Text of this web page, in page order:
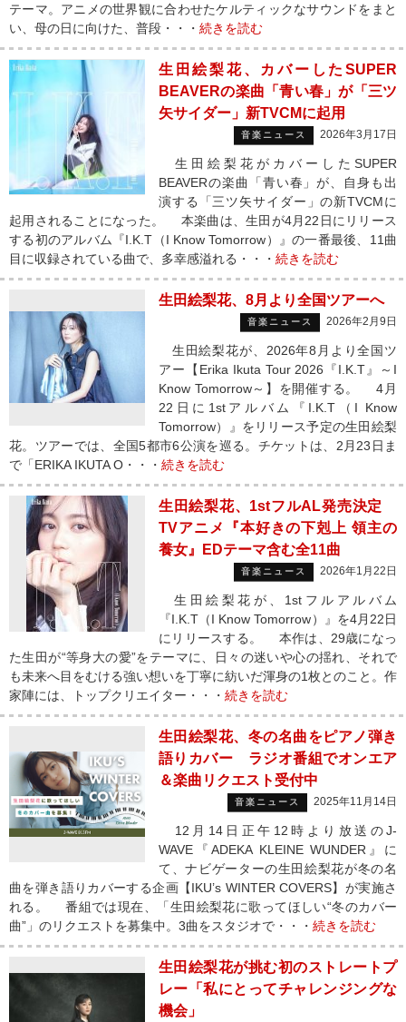
テーマ。アニメの世界観に合わせたケルティックなサウンドをまと
い、母の日に向けた、普段・・・ 続きを読む
生田絵梨花、カバーしたSUPER
BEAVERの楽曲「青い春」が「三ツ
矢サイダー」新TVCMに起用
音楽ニュース 2026年3月17日
生田絵梨花がカバーしたSUPER
BEAVERの楽曲「青い春」が、自身も出
演する「三ツ矢サイダー」の新TVCMに
起用されることになった。 本楽曲は、生田が4月22日にリリース
する初のアルバム『I.K.T（I Know Tomorrow）』の一番最後、11曲
目に収録されている曲で、多幸感溢れる・・・ 続きを読む
生田絵梨花、8月より全国ツアーへ
音楽ニュース 2026年2月9日
生田絵梨花が、2026年8月より全国ツ
アー【Erika Ikuta Tour 2026『I.K.T』～I
Know Tomorrow～】を開催する。 4月
22日に1stアルバム『I.K.T（I Know
Tomorrow）』をリリース予定の生田絵梨
花。ツアーでは、全国5都市6公演を巡る。チケットは、2月23日ま
で「ERIKA IKUTA O・・・ 続きを読む
生田絵梨花、1stフルAL発売決定
TVアニメ『本好きの下剋上 領主の
養女』EDテーマ含む全11曲
音楽ニュース 2026年1月22日
生田絵梨花が、1stフルアルバム
『I.K.T（I Know Tomorrow）』を4月22日
にリリースする。 本作は、29歳になっ
た生田が“等身大の愛”をテーマに、日々の迷いや心の揺れ、それで
も未来へ目をむける強い想いを丁寧に紡いだ渾身の1枚とのこと。作
家陣には、トップクリエイター・・・ 続きを読む
生田絵梨花、冬の名曲をピアノ弾き
語りカバー ラジオ番組でオンエア
＆楽曲リクエスト受付中
音楽ニュース 2025年11月14日
12月14日正午12時より放送のJ-
WAVE『ADEKA KLEINE WUNDER』に
て、ナビゲーターの生田絵梨花が冬の名
曲を弾き語りカバーする企画【IKU’s WINTER COVERS】が実施さ
れる。 番組では現在、「生田絵梨花に歌ってほしい“冬のカバー
曲”」のリクエストを募集中。3曲をスタジオで・・・ 続きを読む
生田絵梨花が挑む初のストレートプ
レー「私にとってチャレンジングな
機会」